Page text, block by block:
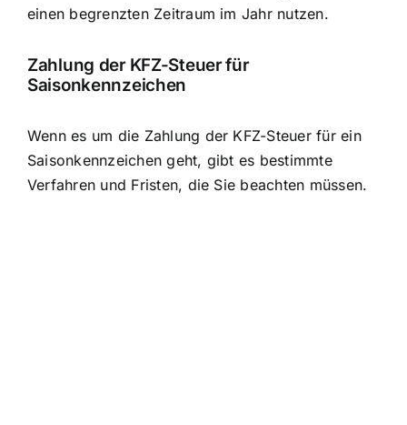
einen begrenzten Zeitraum im Jahr nutzen.
Zahlung der KFZ-Steuer für
Saisonkennzeichen
Wenn es um die Zahlung der KFZ-Steuer für ein
Saisonkennzeichen geht, gibt es bestimmte
Verfahren und Fristen, die Sie beachten müssen.